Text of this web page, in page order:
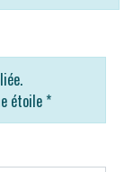
étoile *